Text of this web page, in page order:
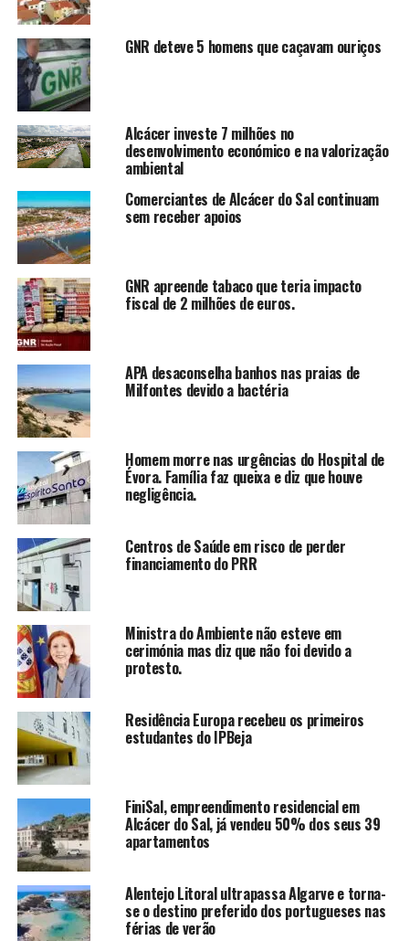
GNR deteve 5 homens que caçavam ouriços
Alcácer investe 7 milhões no
desenvolvimento económico e na valorização
ambiental
Comerciantes de Alcácer do Sal continuam
sem receber apoios
GNR apreende tabaco que teria impacto
fiscal de 2 milhões de euros.
APA desaconselha banhos nas praias de
Milfontes devido a bactéria
Homem morre nas urgências do Hospital de
Évora. Família faz queixa e diz que houve
negligência.
Centros de Saúde em risco de perder
financiamento do PRR
Ministra do Ambiente não esteve em
cerimónia mas diz que não foi devido a
protesto.
Residência Europa recebeu os primeiros
estudantes do IPBeja
FiniSal, empreendimento residencial em
Alcácer do Sal, já vendeu 50% dos seus 39
apartamentos
Alentejo Litoral ultrapassa Algarve e torna-
se o destino preferido dos portugueses nas
férias de verão